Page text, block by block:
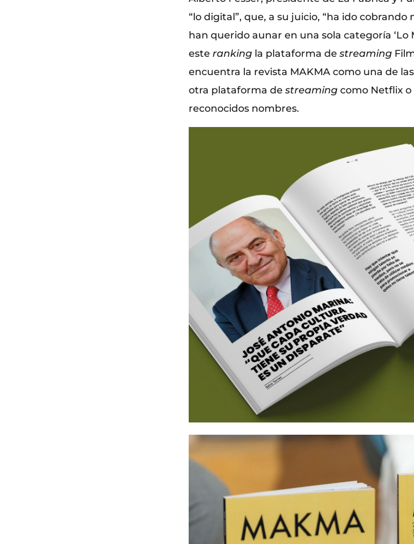
“lo digital”, que, a su juicio, “ha ido
han querido aunar en una sola categoría
este ranking la plataforma de streaming
encuentra la revista MAKMA como una de
otra plataforma de streaming como Netflix
reconocidos nombres.